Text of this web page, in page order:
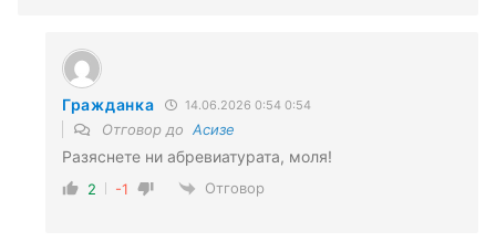
Гражданка 14.06.2026 0:54 0:54
Отговор до Асизе
Разяснете ни абревиатурата, моля!
2 -1 Отговор